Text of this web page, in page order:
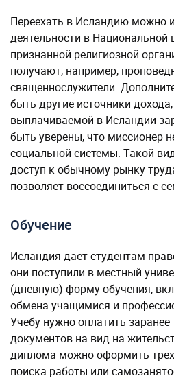
Переехать в Исландию можно
деятельности в Национальной
признанной религиозной
получают, например,
священнослужители.
быть другие источники
выплачиваемой в Исландии
быть уверены, что миссионер
социальной системы. Такой
доступ к обычному рынку
позволяет воссоединиться с
Обучение
Исландия дает студентам
они поступили в местный
(дневную) форму обучения,
обмена учащимися и
Учебу нужно оплатить
документов на вид на
диплома можно оформить
поиска работы или